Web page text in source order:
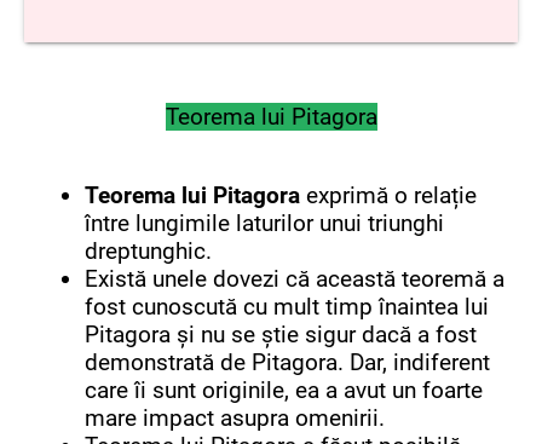
Teorema lui Pitagora
Teorema lui Pitagora exprimă o relație
între lungimile laturilor unui triunghi
dreptunghic.
Există unele dovezi că această teoremă a
fost cunoscută cu mult timp înaintea lui
Pitagora și nu se știe sigur dacă a fost
demonstrată de Pitagora. Dar, indiferent
care îi sunt originile, ea a avut un foarte
mare impact asupra omenirii.